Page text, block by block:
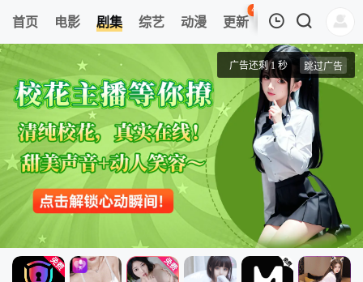
首页 电影 剧集 综艺 动漫 更新
42
热榜 APP
我的观影记录
第01集
命运
清空